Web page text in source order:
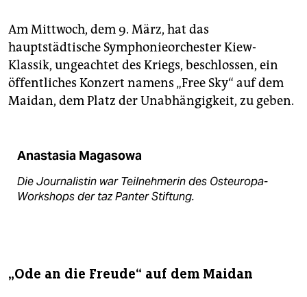
Am Mittwoch, dem 9. März, hat das
hauptstädtische Symphonieorchester Kiew-
Klassik, ungeachtet des Kriegs, beschlossen, ein
öffentliches Konzert namens „Free Sky“ auf dem
Maidan, dem Platz der Unabhängigkeit, zu geben.
Anastasia Magasowa
Die Journalistin war Teilnehmerin des Osteuropa-
Workshops der taz Panter Stiftung.
„Ode an die Freude“ auf dem Maidan